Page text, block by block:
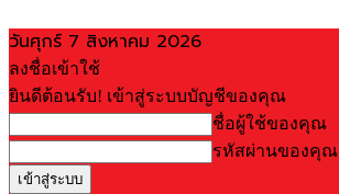
วันศุกร์ 7 สิงหาคม 2026
ลงชื่อเข้าใช้
ยินดีต้อนรับ! เข้าสู่ระบบบัญชีของคุณ
ชื่อผู้ใช้ของคุณ
รหัสผ่านของคุณ